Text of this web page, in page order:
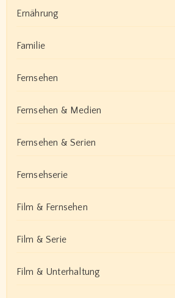
Ernährung
Familie
Fernsehen
Fernsehen & Medien
Fernsehen & Serien
Fernsehserie
Film & Fernsehen
Film & Serie
Film & Unterhaltung